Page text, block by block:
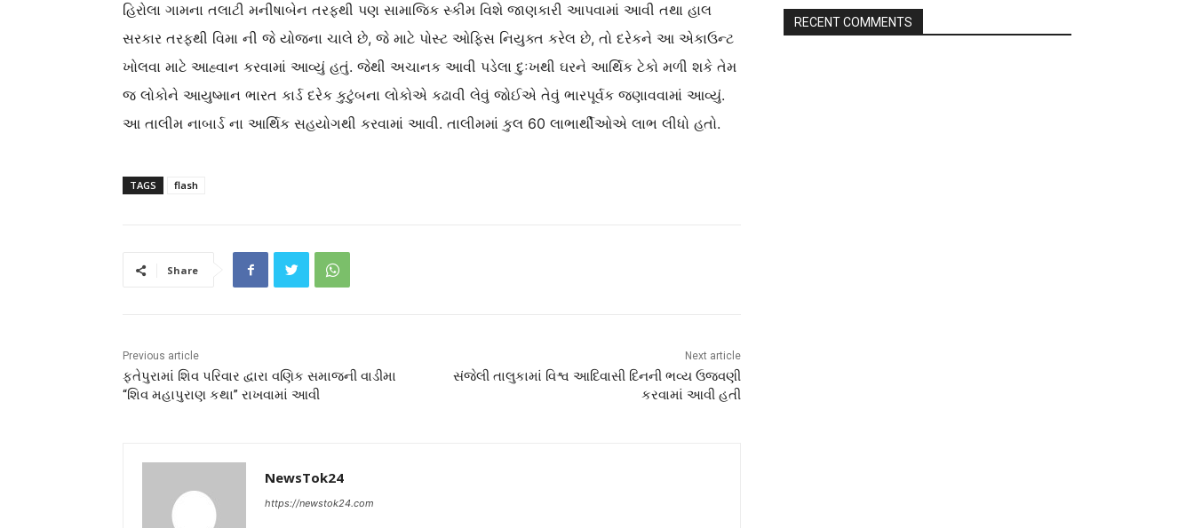
હિરોલા ગામના તલાટી મનીષાબેન તરફથી પણ સામાજિક સ્કીમ વિશે જાણકારી આપવામાં આવી તથા હાલ
સરકાર તરફથી વિમા ની જે યોજના ચાલે છે, જે માટે પોસ્ટ ઓફિસ નિયુક્ત કરેલ છે, તો દરેકને આ એકાઉન્ટ
ખોલવા માટે આહ્વાન કરવામાં આવ્યું હતું. જેથી અચાનક આવી પડેલા દુઃખથી ઘરને આર્થિક ટેકો મળી શકે તેમ
જ લોકોને આયુષ્માન ભારત કાર્ડ દરેક કુટુંબના લોકોએ કઢાવી લેવું જોઈએ તેવું ભારપૂર્વક જણાવવામાં આવ્યું.
આ તાલીમ નાબાર્ડ ના આર્થિક સહયોગથી કરવામાં આવી. તાલીમમાં કુલ 60 લાભાર્થીઓએ લાભ લીધો હતો.
TAGS flash
Share
Previous article
ફતેપુરામાં શિવ પરિવાર દ્વારા વણિક સમાજની વાડીમા
“શિવ મહાપુરાણ કથા” રાખવામાં આવી
Next article
સંજેલી તાલુકામાં વિશ્વ આદિવાસી દિનની ભવ્ય ઉજવણી
કરવામાં આવી હતી
NewsTok24
https://newstok24.com
RECENT COMMENTS